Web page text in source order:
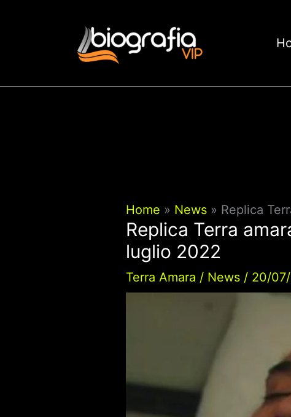
Home News Replica
Replica Terra
luglio 2022
Terra Amara / News / 20/